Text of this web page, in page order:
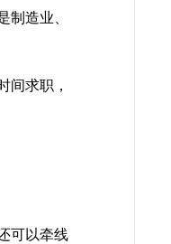
造业、
间求职，
可以牵线